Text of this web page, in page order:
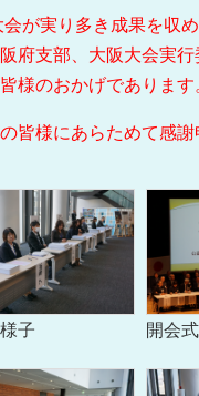
会が実り多き成果を収
府支部、大阪大会実
様のおかげであります
皆様にあらためて感謝
子 開会